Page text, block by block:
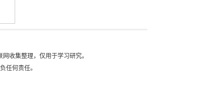
收集整理，仅用于学习研究。
任何责任。